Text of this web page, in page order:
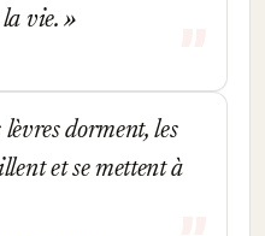
la vie.
dorment, les
et se mettent à